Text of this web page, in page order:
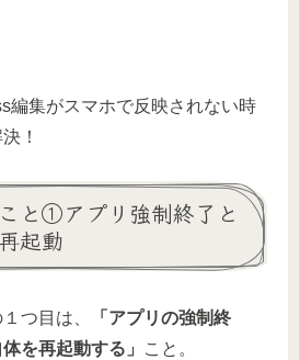
編集がスマホで反映されない時
！
と①アプリ強制終了と
起動
つ目は、
「アプリの強制終
体を再起動する」 こと。